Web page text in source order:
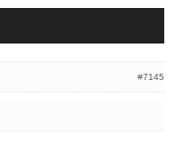
#7145